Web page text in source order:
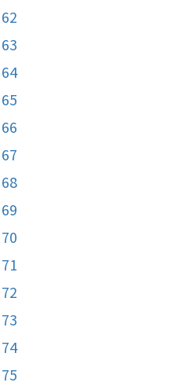
62
63
64
65
66
67
68
69
70
71
72
73
74
75